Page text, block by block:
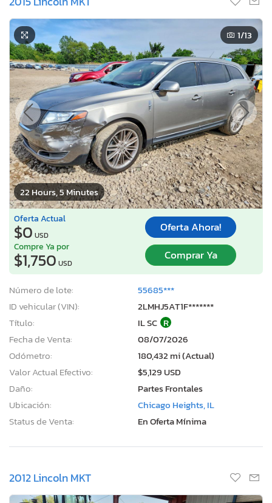
22 Hours, 5 Minutes
1/13
Oferta Actual
$0 USD
Oferta Ahora!
Compre Ya por
$1,750 USD
Comprar Ya
Número de lote:
55685***
ID vehicular (VIN):
2LMHJ5AT1F*******
Título:
IL SC R
Fecha de Venta:
08/07/2026
Odómetro:
180,432 mi (Actual)
Valor Actual Efectivo:
$5,129 USD
Daño:
Partes Frontales
Ubicación:
Chicago Heights, IL
Status de Venta:
En Oferta Mínima
2012 Lincoln MKT